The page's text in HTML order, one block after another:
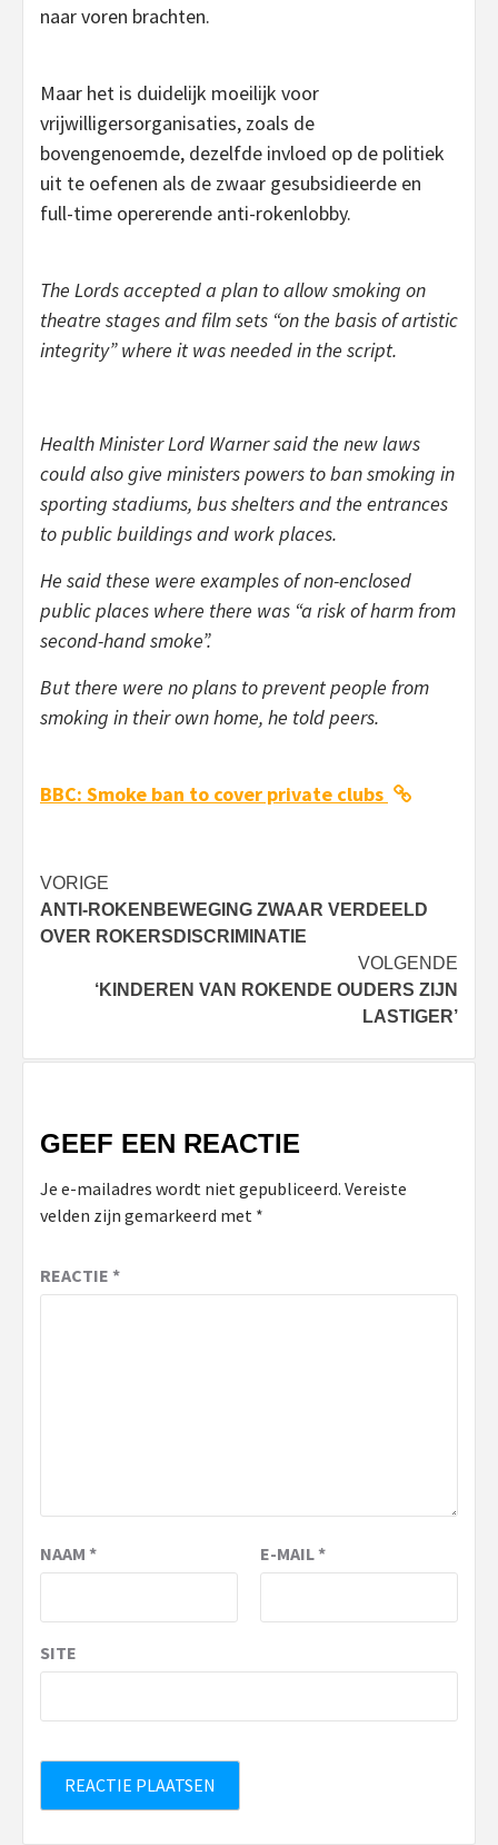
naar voren brachten.
Maar het is duidelijk moeilijk voor
vrijwilligersorganisaties, zoals de
bovengenoemde, dezelfde invloed op de politiek
uit te oefenen als de zwaar gesubsidieerde en
full-time opererende anti-rokenlobby.
The Lords accepted a plan to allow smoking on
theatre stages and film sets “on the basis of artistic
integrity” where it was needed in the script.
Health Minister Lord Warner said the new laws
could also give ministers powers to ban smoking in
sporting stadiums, bus shelters and the entrances
to public buildings and work places.
He said these were examples of non-enclosed
public places where there was “a risk of harm from
second-hand smoke”.
But there were no plans to prevent people from
smoking in their own home, he told peers.
BBC: Smoke ban to cover private clubs
Bericht
navigatie
VORIGE
ANTI-ROKENBEWEGING ZWAAR VERDEELD
OVER ROKERSDISCRIMINATIE
VOLGENDE
‘KINDEREN VAN ROKENDE OUDERS ZIJN
LASTIGER’
GEEF EEN REACTIE
Je e-mailadres wordt niet gepubliceerd. Vereiste
velden zijn gemarkeerd met *
REACTIE *
NAAM * E-MAIL*
SITE